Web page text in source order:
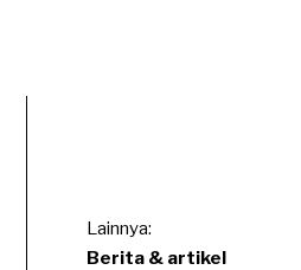
Lainnya:
Berita & artikel